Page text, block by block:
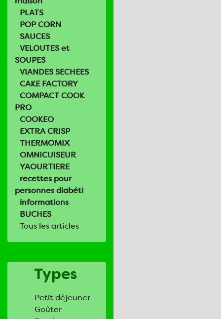
PLATS
POP CORN
SAUCES
VELOUTES et
SOUPES
VIANDES SECHEES
CAKE FACTORY
COMPACT COOK
PRO
COOKEO
EXTRA CRISP
THERMOMIX
OMNICUISEUR
YAOURTIERE
recettes pour
personnes diabéti
informations
BUCHES
Tous les articles
Types
Petit déjeuner
Goûter